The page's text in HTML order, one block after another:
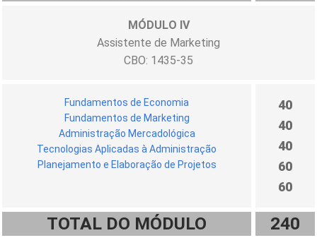
MÓDULO IV
Assistente de Marketing
CBO: 1435-35
Fundamentos de Economia
Fundamentos de Marketing
Administração Mercadológica
Tecnologias Aplicadas à Administração
Planejamento e Elaboração de Projetos
40
40
40
60
60
TOTAL DO MÓDULO 240